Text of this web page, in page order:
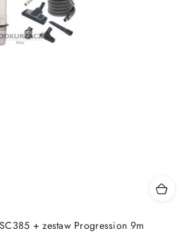
+ zestaw Progression 9m